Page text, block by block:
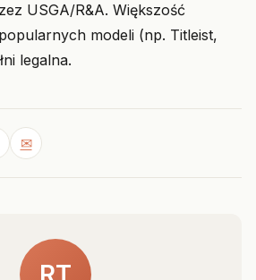
USGA/R&A. Większość
modeli (np. Titleist,
legalna.
✉